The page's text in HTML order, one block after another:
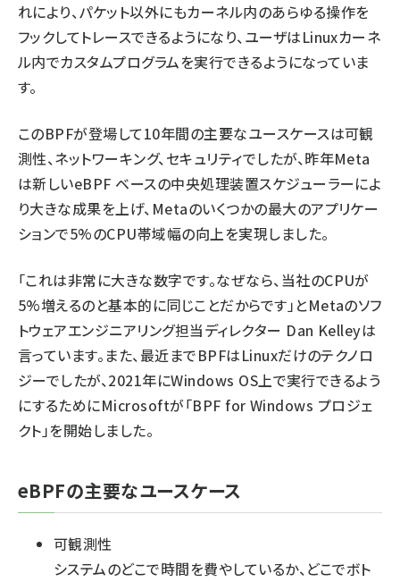
れにより、パケット以外にもカーネル内のあらゆる操作を
フックしてトレースできるようになり、ユーザはLinuxカーネ
ル内でカスタムプログラムを実行できるようになっていま
す。
このBPFが登場して10年間の主要なユースケースは可観
測性、ネットワーキング、セキュリティでしたが、昨年Meta
は新しいeBPF ベースの中央処理装置スケジューラーによ
り大きな成果を上げ、Metaのいくつかの最大のアプリケー
ションで5%のCPU帯域幅の向上を実現しました。
「これは非常に大きな数字です。なぜなら、当社のCPUが
5%増えるのと基本的に同じことだからです」とMetaのソフ
トウェアエンジニアリング担当ディレクター Dan Kelleyは
言っています。また、最近までBPFはLinuxだけのテクノロ
ジーでしたが、2021年にWindows OS上で実行できるよう
にするためにMicrosoftが「BPF for Windows プロジェ
クト」を開始しました。
eBPFの主要なユースケース
可観測性
システムのどこで時間を費やしているか、どこでボト